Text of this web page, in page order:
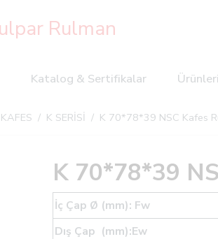
Katalog & Sertifikalar
KAFES / K SERİSİ / K 70*78*39 NSC Kafes
K 70*78*39
İç Çap Ø (mm): Fw
Dış Çap (mm):Ew